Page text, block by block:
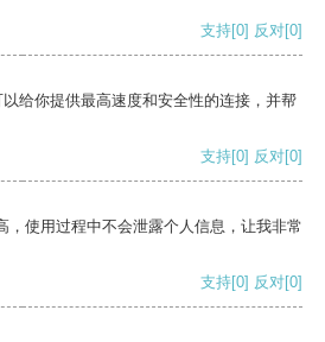
支持[0] 反对[0]
给你提供最高速度和安全性的连接，并帮
支持[0] 反对[0]
，使用过程中不会泄露个人信息，让我非常
支持[0] 反对[0]